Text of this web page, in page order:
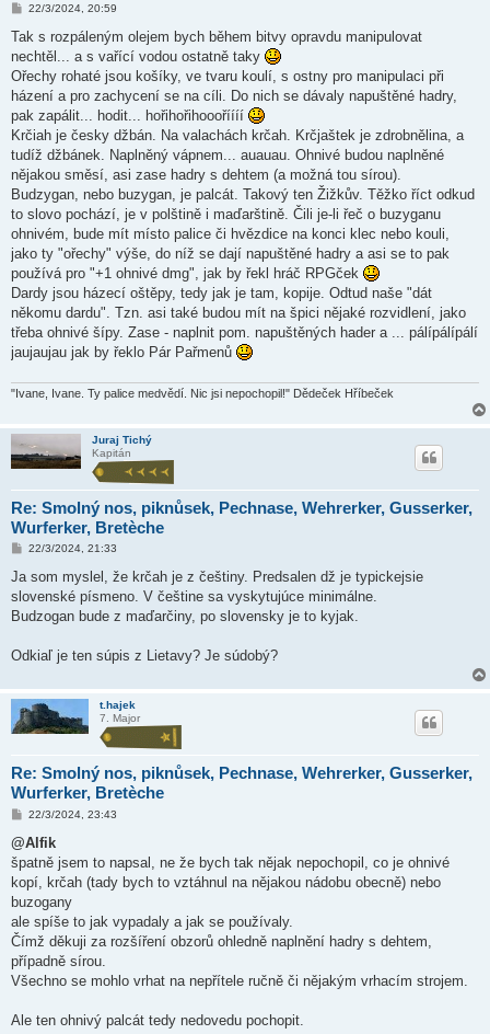
P
í
p
ě
e
k
22/3/2024, 20:59
Tak s rozpáleným olejem bych během bitvy opravdu manipulovat
nechtěl... a s vařící vodou ostatně taky
Ořechy rohaté jsou košíky, ve tvaru koulí, s ostny pro manipulaci při
házení a pro zachycení se na cíli. Do nich se dávaly napuštěné hadry,
pak zapálit... hodit... hořihořihoooříííí
Krčiah je česky džbán. Na valachách krčah. Krčjaštek je zdrobnělina, a
tudíž džbánek. Naplněný vápnem... auauau. Ohnivé budou naplněné
nějakou směsí, asi zase hadry s dehtem (a možná tou sírou).
Budzygan, nebo buzygan, je palcát. Takový ten Žižkův. Těžko říct odkud
to slovo pochází, je v polštině i maďarštině. Čili je-li řeč o buzyganu
ohnivém, bude mít místo palice či hvězdice na konci klec nebo kouli,
jako ty "ořechy" výše, do níž se dají napuštěné hadry a asi se to pak
používá pro "+1 ohnivé dmg", jak by řekl hráč RPGček
Dardy jsou házecí oštěpy, tedy jak je tam, kopije. Odtud naše "dát
někomu dardu". Tzn. asi také budou mít na špici nějaké rozvidlení, jako
třeba ohnivé šípy. Zase - naplnit pom. napuštěných hader a ... pálípálípálí
jaujaujau jak by řeklo Pár Pařmenů
"Ivane, Ivane. Ty palice medvědí. Nic jsi nepochopil!" Dědeček Hříbeček
Juraj Tichý
Kapitán
Re: Smolný nos, piknůsek, Pechnase, Wehrerker, Gusserker,
Wurferker, Bretèche
P
í
p
ě
k
22/3/2024, 21:33
Ja som myslel, že krčah je z češtiny. Predsalen dž je typickejsie
slovenské písmeno. V češtine sa vyskytujúce minimálne.
Budzogan bude z maďarčiny, po slovensky je to kyjak.
Odkiaľ je ten súpis z Lietavy? Je súdobý?
t.hajek
7. Major
Re: Smolný nos, piknůsek, Pechnase, Wehrerker, Gusserker,
Wurferker, Bretèche
P
í
p
ě
v
e
k
22/3/2024, 23:43
@Alfik
špatně jsem to napsal, ne že bych tak nějak nepochopil, co je ohnivé
kopí, krčah (tady bych to vztáhnul na nějakou nádobu obecně) nebo
buzogany
ale spíše to jak vypadaly a jak se používaly.
Čímž děkuji za rozšíření obzorů ohledně naplnění hadry s dehtem,
případně sírou.
Všechno se mohlo vrhat na nepřítele ručně či nějakým vrhacím strojem.
Ale ten ohnivý palcát tedy nedovedu pochopit.